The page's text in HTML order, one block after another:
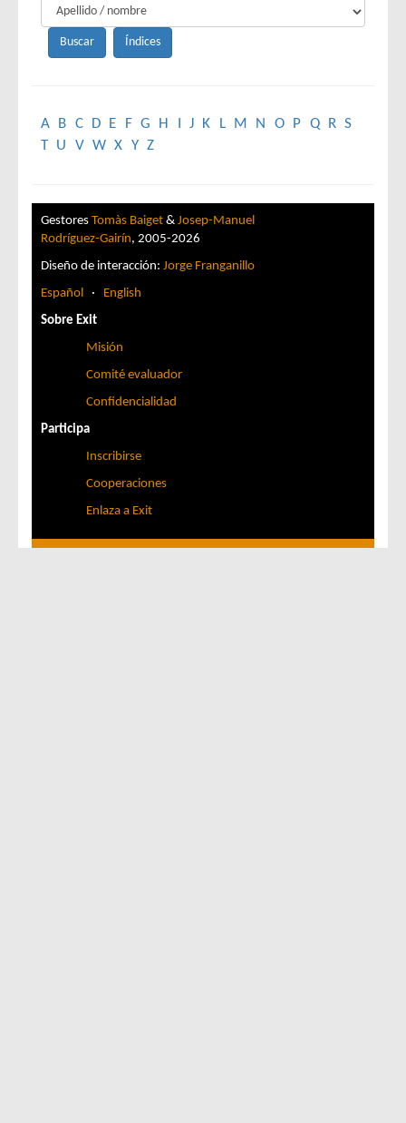
A B C D E F G H J K L M N O P Q R S
T U V W X Y Z
Gestores Tomàs Baiget & Josep-Manuel
Rodríguez-Gairín, 2005-2026
Diseño de interacción: Jorge Franganillo
Español · English
Sobre Exit
Misión
Comité evaluador
Confidencialidad
Participa
Inscribirse
Cooperaciones
Enlaza a Exit